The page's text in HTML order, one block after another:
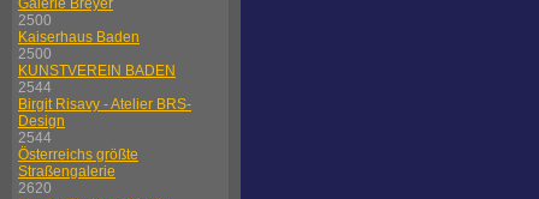
Galerie Breyer
2500
Kaiserhaus Baden
2500
KUNSTVEREIN BADEN
2544
Birgit Risavy - Atelier BRS-
Design
2544
Österreichs größte
Straßengalerie
2620